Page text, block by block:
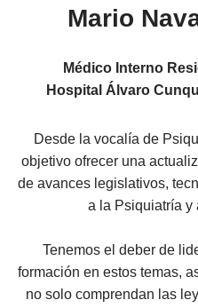
Mario
Médico Interno
Hospital Álvaro
Desde la vocalía de
objetivo ofrecer una
de avances legislativos,
a la Psiquiatría y
Tenemos el deber de
formación en estos temas,
no solo comprendan las